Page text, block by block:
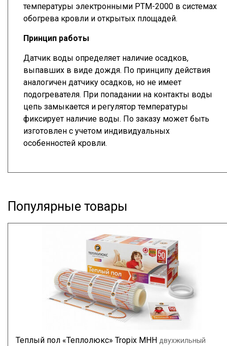
температуры электронными РТМ-2000 в системах
обогрева кровли и открытых площадей.
Принцип работы
Датчик воды определяет наличие осадков,
выпавших в виде дождя. По принципу действия
аналогичен датчику осадков, но не имеет
подогревателя. При попадании на контакты воды
цепь замыкается и регулятор температуры
фиксирует наличие воды. По заказу может быть
изготовлен с учетом индивидуальных
особенностей кровли.
Популярные товары
Теплый пол «Теплолюкс» Tropix МНН двухжильный